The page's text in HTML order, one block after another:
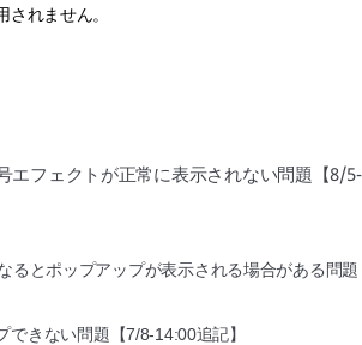
れません。
フェクトが正常に表示されない問題【8/
るとポップアップが表示される場合がある問
きない問題【7/8-14:00追記】